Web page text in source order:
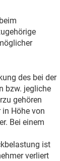
des bei der
bzw. jegliche
gehören
Höhe von
Bei einem
ist
verliert